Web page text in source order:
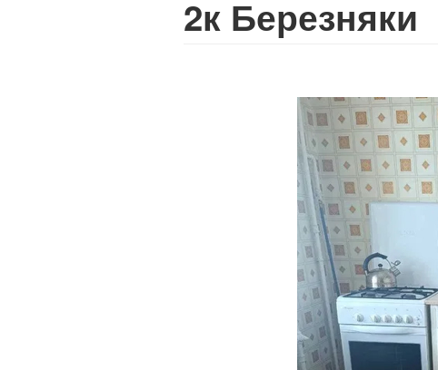
2к Березняки